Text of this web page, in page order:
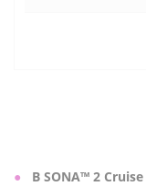
В SONA™ 2 Cruise